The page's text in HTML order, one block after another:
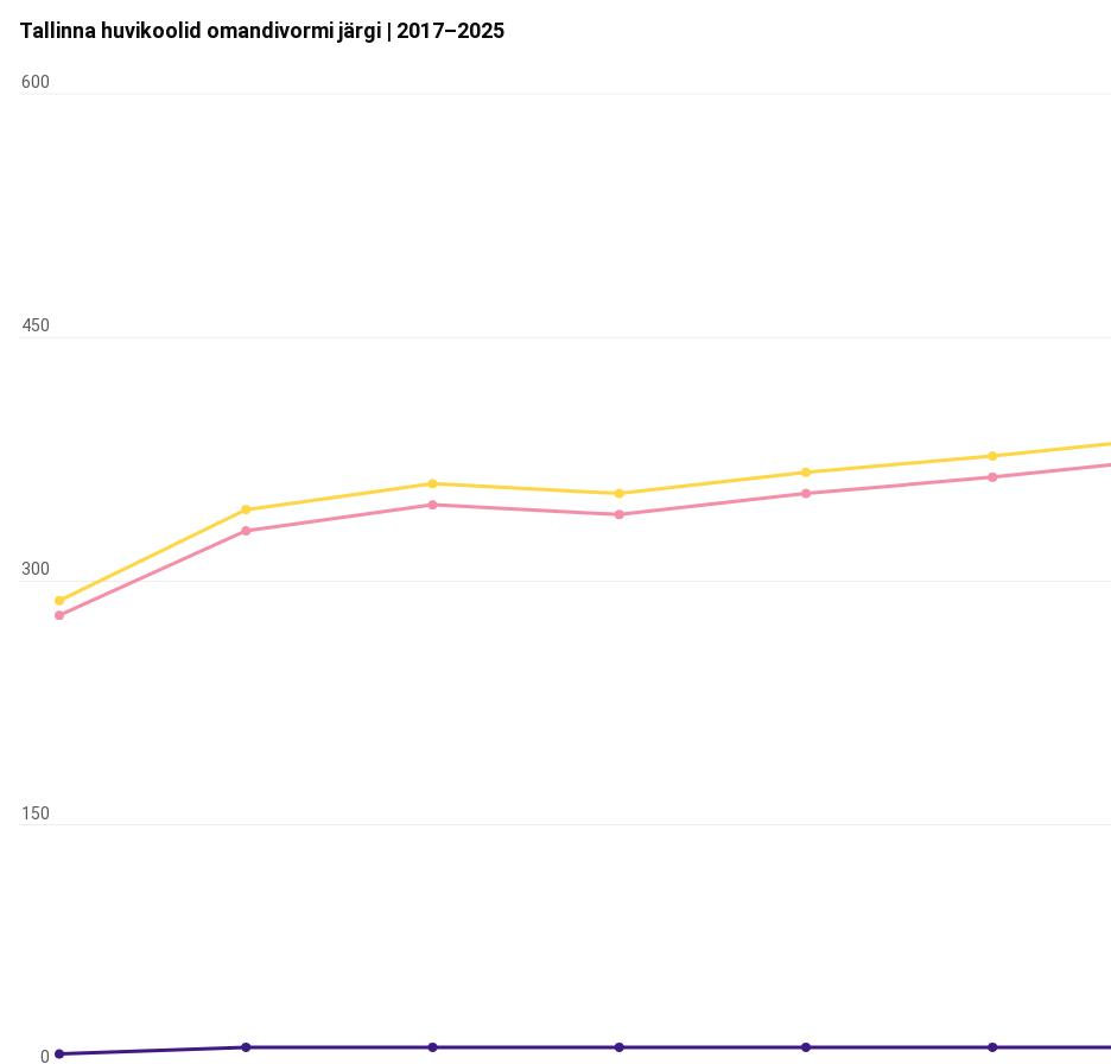
Tallinna huvikoolid omandivormi järgi | 2017–2025
0
150
300
450
600